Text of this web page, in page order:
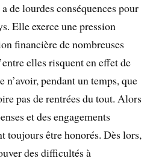
de lourdes conséquences pour
Elle exerce une pression
financière de nombreuses
elles risquent en effet de
pendant un temps, que
pas de rentrées du tout. Alors
et des engagements
toujours être honorés. Dès lors,
des difficultés à